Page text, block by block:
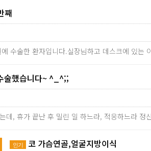
째
수술한 환자입니다.실장님하고 데스크에 있
술했습니다~ ^_^;;
데, 휴가 끝난 후 밀린 일 하느라, 적응하느라
인기 코 가슴연골,얼굴지방이식